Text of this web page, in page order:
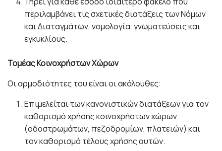
περιλαμβάνει τις σχετικές διατάξεις των Νόμων
και Διαταγμάτων, νομολογία, γνωματεύσεις και
εγκυκλίους.
Τομέας Κοινοχρήστων Χώρων
Οι αρμοδιότητες του είναι οι ακόλουθες:
Επιμελείται των κανονιστικών διατάξεων για τον
καθορισμό χρήσης κοινοχρήστων χώρων
(οδοστρωμάτων, πεζοδρομίων, πλατειών) και
τον καθορισμό τέλους χρήσης αυτών.